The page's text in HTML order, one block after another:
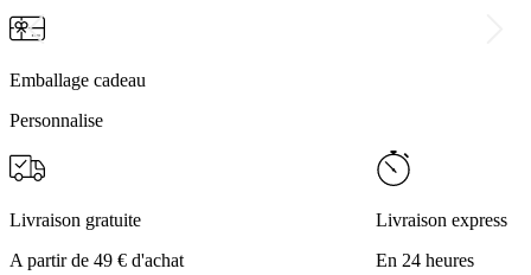
Emballage cadeau
Personnalise
Livraison gratuite
A partir de 49 € d'achat
Livraison express
En 24 heures